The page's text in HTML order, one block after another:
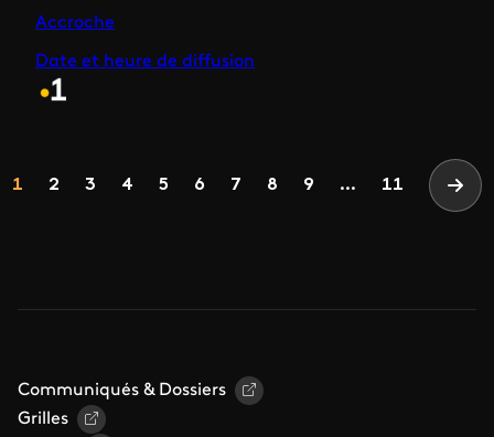
Accroche
Date et heure de diffusion
Page
1 Page
2 Page
3 Page
4 Page
5 Page
6 Page
7 Page
8 Page
9 ... 11
Communiqués & Dossiers
Grilles